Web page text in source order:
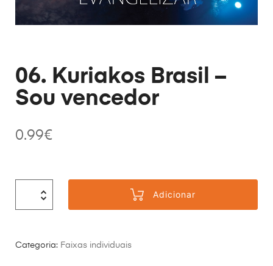
06. Kuriakos Brasil –
Sou vencedor
0.99€
Adicionar
Categoria: Faixas individuais